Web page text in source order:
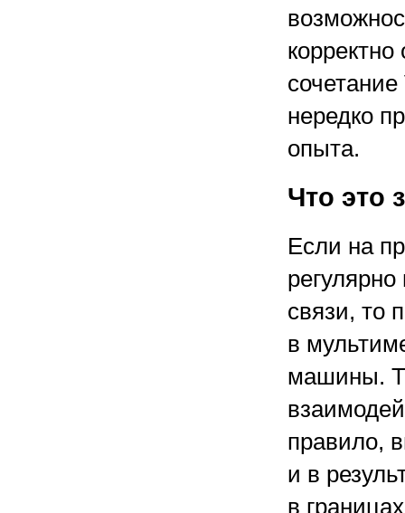
нередко
опыта.
Что это
Если на
связи, то
в
машины.
правило,
и в
в